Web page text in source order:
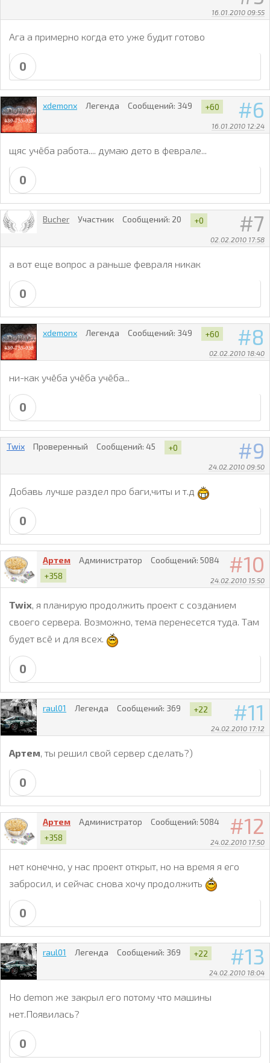
16.01.2010 09:55
Ага а примерно когда ето уже будит готово
0
6
16.01.2010 12:24
xdemonx Легенда Сообщений: 349 +60
щяс учёба работа.... думаю дето в феврале...
0
7
02.02.2010 17:58
Bucher Участник Сообщений: 20 +0
а вот еще вопрос а раньше февраля никак
0
8
02.02.2010 18:40
xdemonx Легенда Сообщений: 349 +60
ни-как учёба учёба учёба...
0
9
24.02.2010 09:50
Twix Проверенный Сообщений: 45 +0
Добавь лучше раздел про баги,читы и т.д
0
10
24.02.2010 15:50
Артем Администратор Сообщений: 5084
+358
Twix, я планирую продолжить проект с созданием
своего сервера. Возможно, тема перенесется туда. Там
будет всё и для всех.
0
11
24.02.2010 17:12
raul01 Легенда Сообщений: 369 +22
Артем, ты решил свой сервер сделать?)
0
12
24.02.2010 17:50
Артем Администратор Сообщений: 5084
+358
нет конечно, у нас проект открыт, но на время я его
забросил, и сейчас снова хочу продолжить
0
13
24.02.2010 18:04
raul01 Легенда Сообщений: 369 +22
Но demon же закрыл его потому что машины
нет.Появилась?
0